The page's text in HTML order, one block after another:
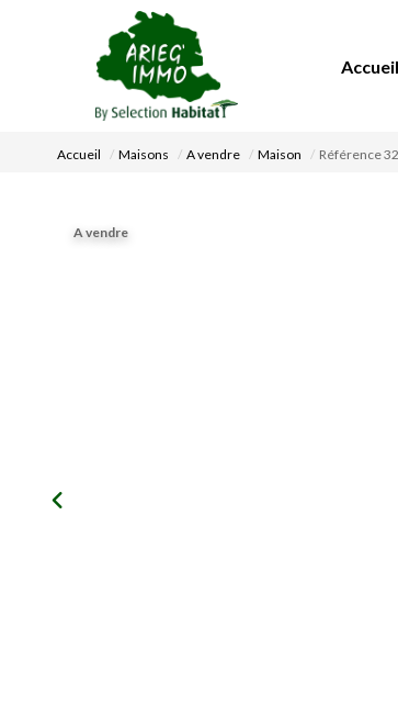
Accueil
Accueil Maisons A vendre Maison Référence
A vendre